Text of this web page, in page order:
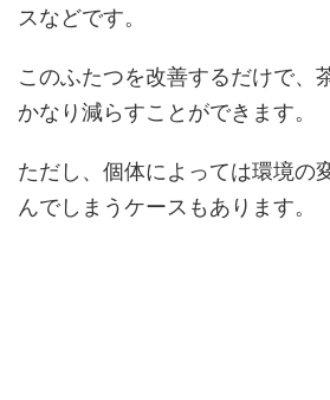
スなどです。
このふたつを改善するだけで、
かなり減らすことができます。
ただし、個体によっては環境の
んでしまうケースもあります。